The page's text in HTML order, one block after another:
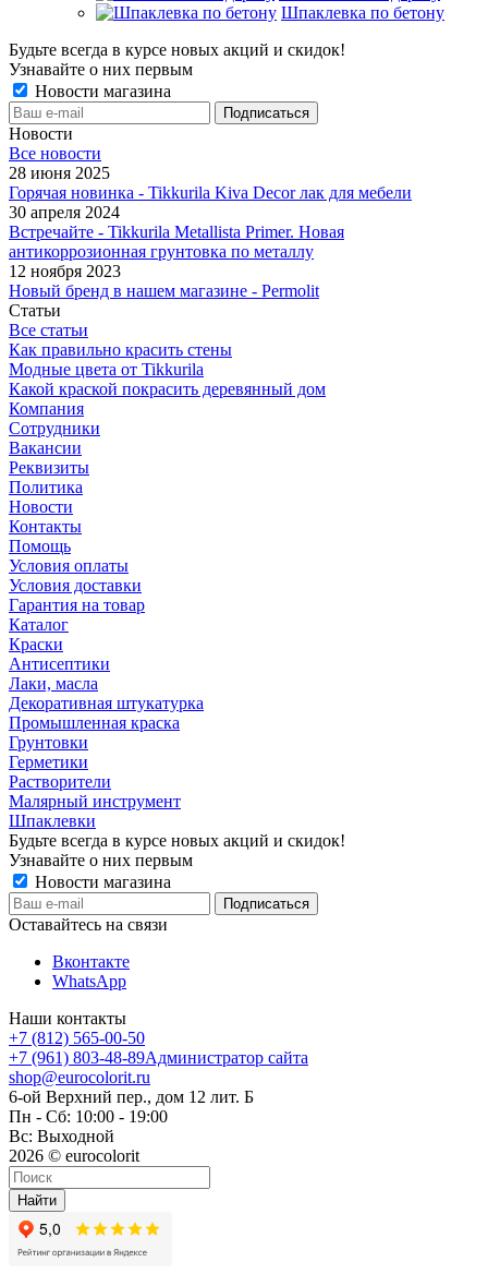
Шпаклевка по бетону
Будьте всегда в курсе новых акций и скидок!
Узнавайте о них первым
Новости магазина
Новости
Все новости
28 июня 2025
Горячая новинка - Tikkurila Kiva Decor лак для мебели
30 апреля 2024
Встречайте - Tikkurila Metallista Primer. Новая
антикоррозионная грунтовка по металлу
12 ноября 2023
Новый бренд в нашем магазине - Permolit
Статьи
Все статьи
Как правильно красить стены
Модные цвета от Tikkurila
Какой краской покрасить деревянный дом
Компания
Сотрудники
Вакансии
Реквизиты
Политика
Новости
Контакты
Помощь
Условия оплаты
Условия доставки
Гарантия на товар
Каталог
Краски
Антисептики
Лаки, масла
Декоративная штукатурка
Промышленная краска
Грунтовки
Герметики
Растворители
Малярный инструмент
Шпаклевки
Будьте всегда в курсе новых акций и скидок!
Узнавайте о них первым
Новости магазина
Оставайтесь на связи
Вконтакте
WhatsApp
Наши контакты
+7 (812) 565-00-50
+7 (961) 803-48-89Администратор сайта
shop@eurocolorit.ru
6-ой Верхний пер., дом 12 лит. Б
Пн - Сб: 10:00 - 19:00
Вс: Выходной
2026 © eurocolorit
Найти